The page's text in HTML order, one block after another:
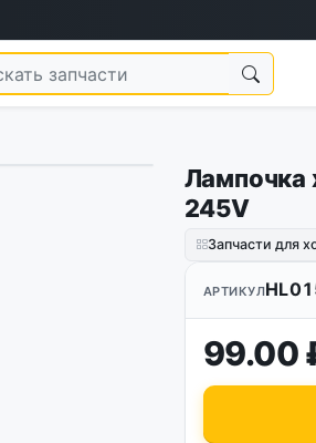
Лампочка
245V
Запчасти для
АРТИКУЛ
99.00